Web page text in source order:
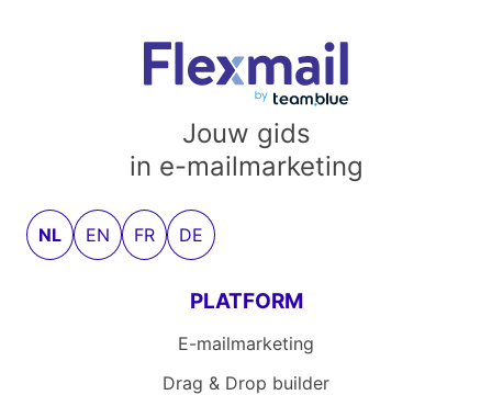
Jouw gids
in e-mailmarketing
NL EN FR DE
PLATFORM
E-mailmarketing
Drag & Drop builder